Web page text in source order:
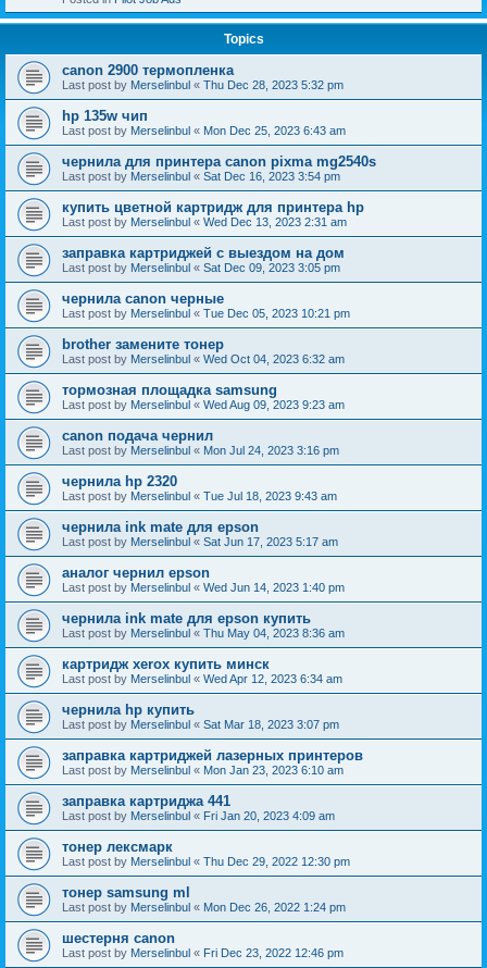
Topics
canon 2900 термопленка
Last post by Merselinbul « Thu Dec 28, 2023 5:32 pm
hp 135w чип
Last post by Merselinbul « Mon Dec 25, 2023 6:43 am
чернила для принтера canon pixma mg2540s
Last post by Merselinbul « Sat Dec 16, 2023 3:54 pm
купить цветной картридж для принтера hp
Last post by Merselinbul « Wed Dec 13, 2023 2:31 am
заправка картриджей с выездом на дом
Last post by Merselinbul « Sat Dec 09, 2023 3:05 pm
чернила canon черные
Last post by Merselinbul « Tue Dec 05, 2023 10:21 pm
brother замените тонер
Last post by Merselinbul « Wed Oct 04, 2023 6:32 am
тормозная площадка samsung
Last post by Merselinbul « Wed Aug 09, 2023 9:23 am
canon подача чернил
Last post by Merselinbul « Mon Jul 24, 2023 3:16 pm
чернила hp 2320
Last post by Merselinbul « Tue Jul 18, 2023 9:43 am
чернила ink mate для epson
Last post by Merselinbul « Sat Jun 17, 2023 5:17 am
аналог чернил epson
Last post by Merselinbul « Wed Jun 14, 2023 1:40 pm
чернила ink mate для epson купить
Last post by Merselinbul « Thu May 04, 2023 8:36 am
картридж xerox купить минск
Last post by Merselinbul « Wed Apr 12, 2023 6:34 am
чернила hp купить
Last post by Merselinbul « Sat Mar 18, 2023 3:07 pm
заправка картриджей лазерных принтеров
Last post by Merselinbul « Mon Jan 23, 2023 6:10 am
заправка картриджа 441
Last post by Merselinbul « Fri Jan 20, 2023 4:09 am
тонер лексмарк
Last post by Merselinbul « Thu Dec 29, 2022 12:30 pm
тонер samsung ml
Last post by Merselinbul « Mon Dec 26, 2022 1:24 pm
шестерня canon
Last post by Merselinbul « Fri Dec 23, 2022 12:46 pm